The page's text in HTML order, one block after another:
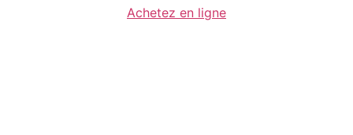
Achetez en ligne